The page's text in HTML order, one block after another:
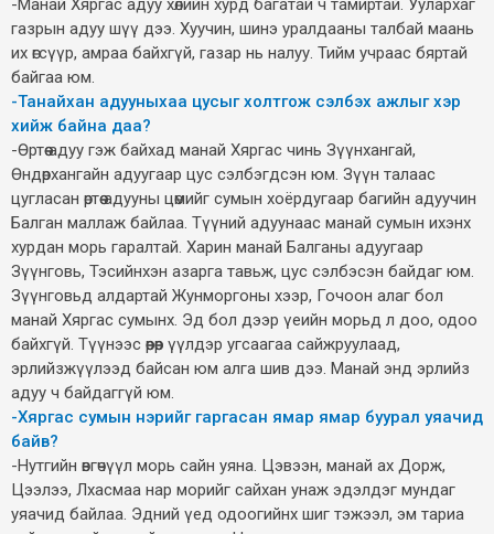
-Манай Хяргас адуу хөлийн хурд багатай ч тамиртай. Уулархаг
газрын адуу шүү дээ. Хуучин, шинэ уралдааны талбай маань
их өгсүүр, амраа байхгүй, газар нь налуу. Тийм учраас бяртай
байгаа юм.
-Танайхан адууныхаа цусыг холтгож сэлбэх ажлыг хэр
хийж байна даа?
-Өртөө адуу гэж байхад манай Хяргас чинь Зүүнхангай,
Өндөрхангайн адуугаар цус сэлбэгдсэн юм. Зүүн талаас
цугласан өртөө адууны цөмийг сумын хоёрдугаар багийн адуучин
Балган маллаж байлаа. Түүний адуунаас манай сумын ихэнх
хурдан морь гаралтай. Харин манай Балганы адуугаар
Зүүнговь, Тэсийнхэн азарга тавьж, цус сэлбэсэн байдаг юм.
Зүүнговьд алдартай Жунморгоны хээр, Гочоон алаг бол
манай Хяргас сумынх. Эд бол дээр үеийн морьд л доо, одоо
байхгүй. Түүнээс өөрөөр үүлдэр угсаагаа сайжруулаад,
эрлийзжүүлээд байсан юм алга шив дээ. Манай энд эрлийз
адуу ч байдаггүй юм.
-Хяргас сумын нэрийг гаргасан ямар ямар буурал уяачид
байв?
-Нутгийн өвгөчүүл морь сайн уяна. Цэвээн, манай ах Дорж,
Цээлээ, Лхасмаа нар морийг сайхан унаж эдэлдэг мундаг
уяачид байлаа. Эдний үед одоогийнх шиг тэжээл, эм тариа